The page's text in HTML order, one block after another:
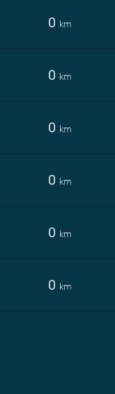
0 km
0 km
0 km
0 km
0 km
0 km